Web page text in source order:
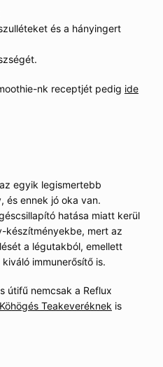
és a hányingert
nk receptjét pedig ide
egyik legismertebb
és ennek jó oka van.
hatása miatt kerül
készítményekbe, mert az
a légutakból, emellett
immunerősítő is.
útifű nemcsak a Reflux
Köhögés Teakeveréknekis